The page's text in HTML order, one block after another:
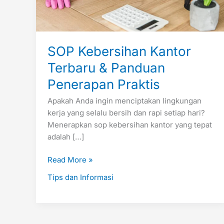
SOP Kebersihan Kantor
Terbaru & Panduan
Penerapan Praktis
Apakah Anda ingin menciptakan lingkungan
kerja yang selalu bersih dan rapi setiap hari?
Menerapkan sop kebersihan kantor yang tepat
adalah […]
Read More »
Tips dan Informasi